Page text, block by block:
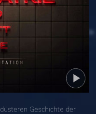
Geschichte der